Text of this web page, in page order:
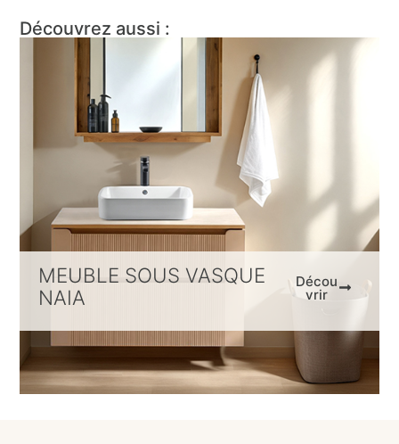
Découvrez aussi :
MEUBLE SOUS VASQUE
NAIA
Décou
vrir